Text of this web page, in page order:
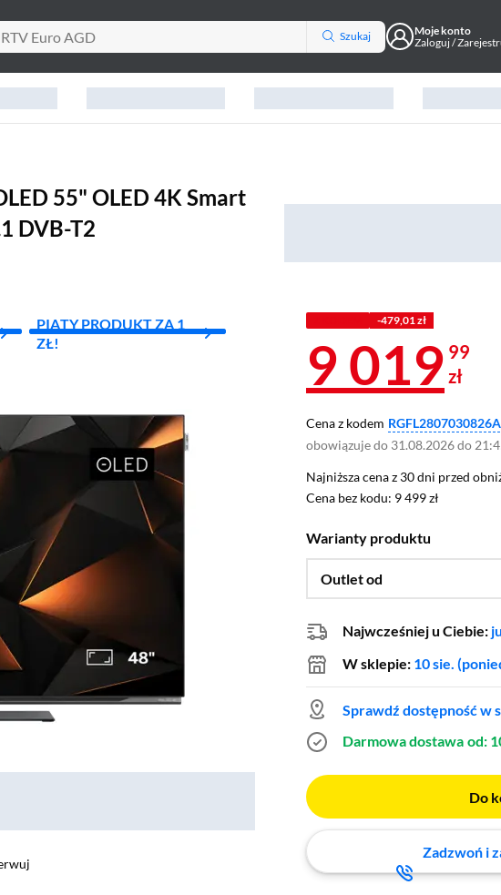
Szukaj
Moje konto
Zaloguj /
55" OLED 4K Smart
DVB-T2
PIĄTY PRODUKT ZA 1
ZŁ!
-479,01 zł
9 019 99
zł
Cena z kodem
obowiązuje do 31.08.2026 do
Najniższa cena z 30 dni przed
Najniższa cena z 30 dni przed
Cena bez kodu: 9 499 zł
Cena bez kodu: 9 499 zł
Warianty produktu
Outlet od
Najwcześniej u Ciebie:
W sklepie: 10 sie.
Sprawdź dostępność w
Darmowa dostawa od:
Do
Zadzwoń i